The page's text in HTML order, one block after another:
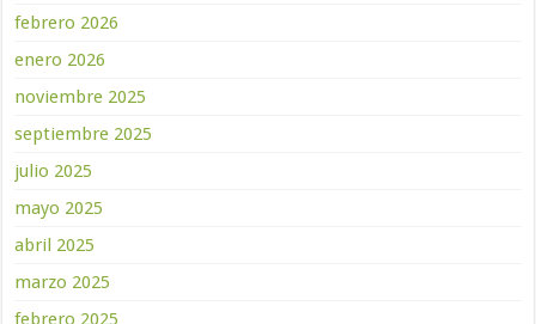
febrero 2026
enero 2026
noviembre 2025
septiembre 2025
julio 2025
mayo 2025
abril 2025
marzo 2025
febrero 2025